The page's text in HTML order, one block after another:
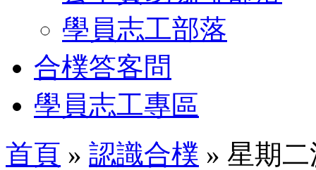
學員志工部落
合樸答客問
學員志工專區
首頁 » 認識合樸 » 星期